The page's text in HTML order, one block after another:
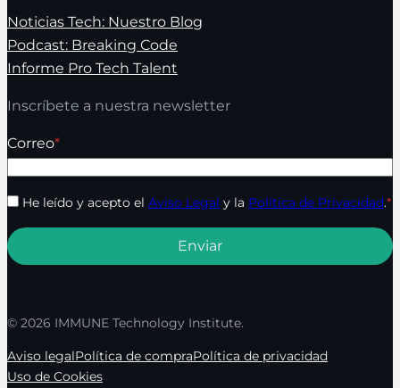
Noticias Tech: Nuestro Blog
Podcast: Breaking Code
Informe Pro Tech Talent
Inscríbete a nuestra newsletter
Correo*
He leído y acepto el Aviso Legal y la Política de Privacidad.*
© 2026 IMMUNE Technology Institute.
Aviso legalPolítica de compraPolítica de privacidad
Uso de Cookies